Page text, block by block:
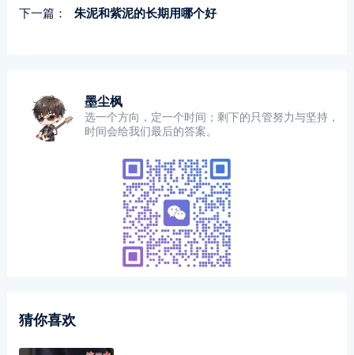
下一篇：
朱泥和紫泥的长期用哪个好
墨尘枫
选一个方向，定一个时间；剩下的只管努力与坚持，
时间会给我们最后的答案。
猜你喜欢